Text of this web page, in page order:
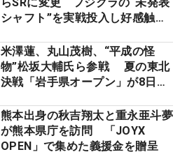
シャフト”を実戦投入し好感触
ーのヒトネタ！】
米澤蓮、丸山茂樹、“平成の怪
物”松坂大輔氏ら参戦 夏の東北
決戦「岩手県オープン」が8日開
熊本出身の秋吉翔太と重永亜斗夢
が熊本県庁を訪問 「JOYX
OPEN」で集めた義援金を贈呈